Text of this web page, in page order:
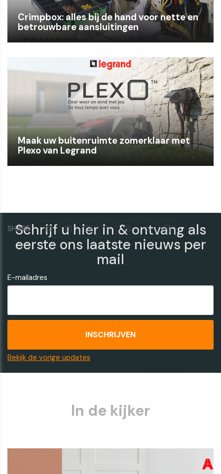
SHARE
Crimpbox: alles bij de hand voor nette en
betrouwbare aansluitingen
Maak uw buitenruimte zomerklaar met
Plexo van Legrand
Schrijf u hier in & ontvang als
eerste ons laatste nieuws per
mail
E-mailadres
Bekijk de vorige updates
In de kijker